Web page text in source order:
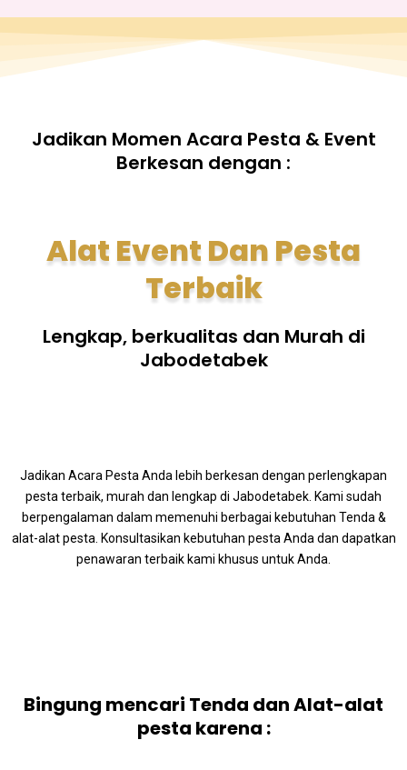
Jadikan Momen Acara Pesta & Event
Berkesan dengan :
Alat Event Dan Pesta
Terbaik
Lengkap, berkualitas dan Murah di
Jabodetabek
Jadikan Acara Pesta Anda lebih berkesan dengan perlengkapan
pesta terbaik, murah dan lengkap di Jabodetabek. Kami sudah
berpengalaman dalam memenuhi berbagai kebutuhan Tenda &
alat-alat pesta. Konsultasikan kebutuhan pesta Anda dan dapatkan
penawaran terbaik kami khusus untuk Anda.
Bingung mencari Tenda dan Alat-alat
pesta karena :